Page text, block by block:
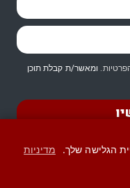
. ומאשר/ת קבלת תוכן
הגלישה שלך.
מדיניות